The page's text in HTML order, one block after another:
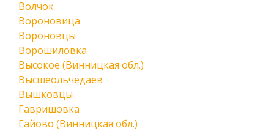
Волчок
Вороновица
Вороновцы
Ворошиловка
Высокое (Винницкая обл.)
Высшеольчедаев
Вышковцы
Гавришовка
Гайово (Винницкая обл.)